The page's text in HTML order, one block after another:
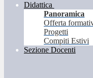
Didattica
Panoramica
Offerta
Progetti
Compiti Estivi
Sezione Docenti